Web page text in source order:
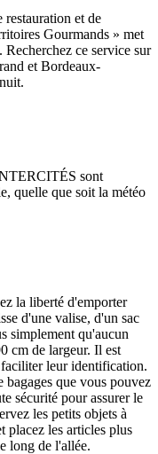
et de
Gourmands » met
ce service sur
et Bordeaux-
sont
quelle que soit la météo
la liberté d'emporter
d'une valise, d'un sac
simplement qu'aucun
cm de largeur. Il est
leur identification.
bagages que vous pouvez
sécurité pour assurer le
les petits objets à
placez les articles plus
long de l'allée.